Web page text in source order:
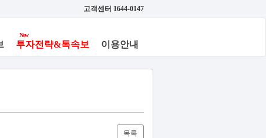
고객센터 1644-0147
투자전략&톡속보
New
이용안내
목록